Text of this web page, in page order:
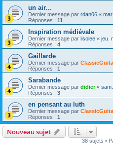
un air...
Dernier message par rdan06 «
Réponses : 11
Inspiration médiévale
Dernier message par lisolee « jeu.
Réponses : 4
Gaillarde
Dernier message par
Réponses : 1
Sarabande
Dernier message par didier«
Réponses : 3
en pensant au luth
Dernier message par
Réponses : 1
Nouveau sujet
38 sujets •